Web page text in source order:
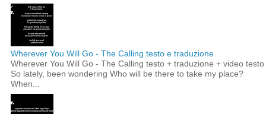
Wherever You Will Go - The Calling testo e traduzione
Wherever You Will Go - The Calling testo + traduzione + video testo
So lately, been wondering Who will be there to take my place?
When...